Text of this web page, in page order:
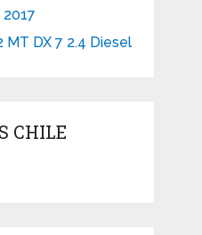
MT DX 7 2.4 Diesel
CHILE